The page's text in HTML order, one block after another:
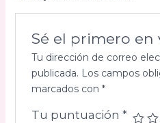
Sé el primero en
Tu dirección de correo
publicada. Los campos
marcados con *
Tu puntuación *